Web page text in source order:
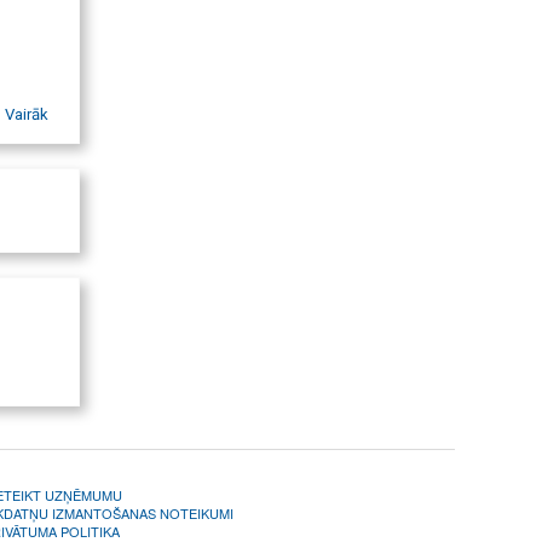
Vairāk
UZŅĒMUMU
IZMANTOŠANAS NOTEIKUMI
POLITIKA